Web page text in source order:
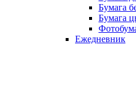
Бумага
Бумага
Ежедневник